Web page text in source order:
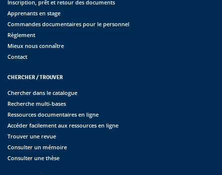
Inscription, prêt et retour des documents
Apprenants en stage
Commandes documentaires pour le personnel
Règlement
Mieux nous connaître
Contact
CHERCHER / TROUVER
Chercher dans le catalogue
Recherche multi-bases
Ressources documentaires en ligne
Accéder facilement aux ressources en ligne
Trouver une revue
Consulter un mémoire
Consulter une thèse